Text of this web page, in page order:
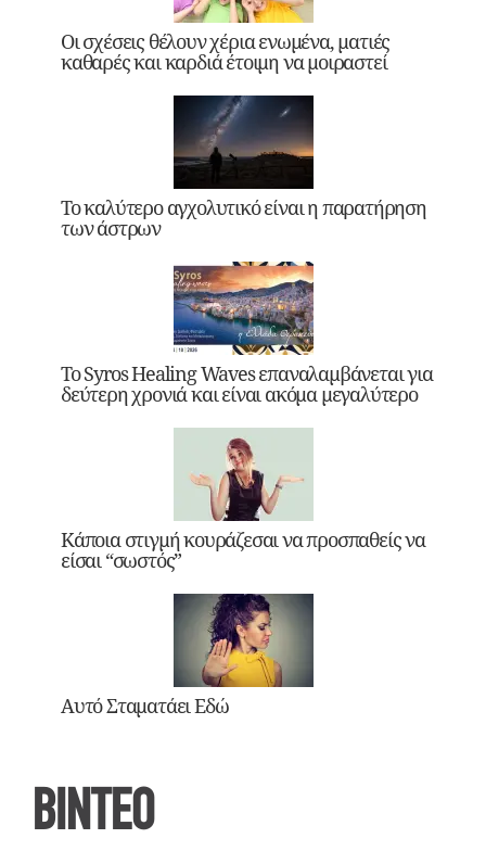
Οι σχέσεις θέλουν χέρια ενωμένα, ματιές
καθαρές και καρδιά έτοιμη να μοιραστεί
Το καλύτερο αγχολυτικό είναι η παρατήρηση
των άστρων
Το Syros Healing Waves επαναλαμβάνεται για
δεύτερη χρονιά και είναι ακόμα μεγαλύτερο
Κάποια στιγμή κουράζεσαι να προσπαθείς να
είσαι “σωστός”
Αυτό Σταματάει Εδώ
ΒΙΝΤΕΟ